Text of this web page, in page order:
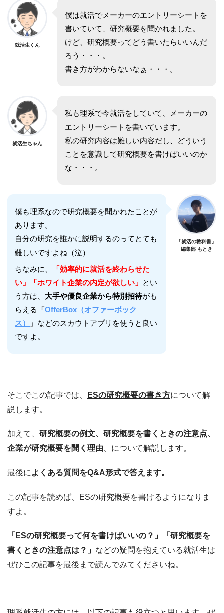
就活生くん
僕は就活でメーカーのエントリーシートを
書いていて、研究概要を聞かれました。
けど、研究概要ってどう書いたらいいんだ
ろう・・・。
書き方がわからないなぁ・・・。
就活生ちゃん
私も理系で今就活をしていて、メーカーの
エントリーシートを書いています。
私の研究内容は難しい内容だし、どういう
ことを意識して研究概要を書けばいいのか
な・・・。
僕も理系なので研究概要を聞かれたことが
あります。
自分の研究を誰かに説明するのってとても
難しいですよね（泣）
ちなみに、
「効率的に就活を終わらせた
い」「ホワイト企業の内定が欲しい」 とい
う方は、 大手や優良企業から特別招待がも
らえる
「OfferBox（オファーボック
ス）
」 などのスカウトアプリを使うと良い
ですよ。
「就活の教科書」
編集部 もとき
そこでこの記事では、 ESの研究概要の書き方について解
説します。
加えて、 研究概要の例文、研究概要を書くときの注意点、
企業が研究概要を聞く理由、について解説します。
最後に よくある質問をQ&A形式で答えます。
この記事を読めば、ESの研究概要を書けるようになりま
すよ。
「ESの研究概要って何を書けばいいの？」「研究概要を
書くときの注意点は？」 などの疑問を抱えている就活生は
ぜひこの記事を最後まで読んでみてくださいね。